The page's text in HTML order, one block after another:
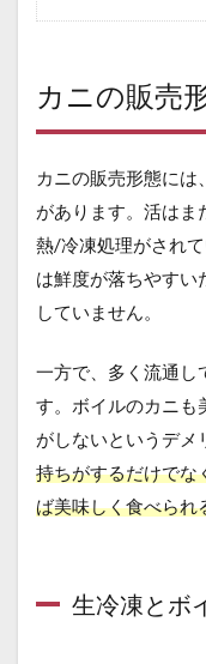
カニの販売
カニの販売形態には
があります。活はま
熱/冷凍処理がされ
は鮮度が落ちやすい
していません。
一方で、多く流通し
す。ボイルのカニも
がしないというデメ
持ちがするだけでな
ば美味しく食べられ
生冷凍とボ